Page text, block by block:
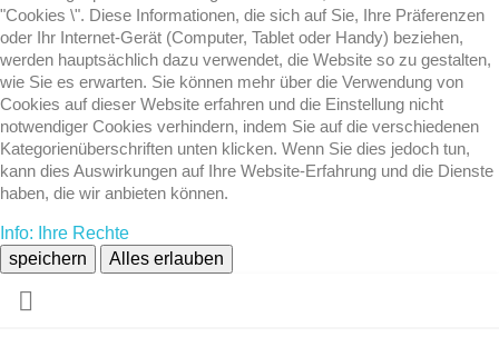
"Cookies \". Diese Informationen, die sich auf Sie, Ihre Präferenzen
oder Ihr Internet-Gerät (Computer, Tablet oder Handy) beziehen,
werden hauptsächlich dazu verwendet, die Website so zu gestalten,
wie Sie es erwarten. Sie können mehr über die Verwendung von
Cookies auf dieser Website erfahren und die Einstellung nicht
notwendiger Cookies verhindern, indem Sie auf die verschiedenen
Kategorienüberschriften unten klicken. Wenn Sie dies jedoch tun,
kann dies Auswirkungen auf Ihre Website-Erfahrung und die Dienste
haben, die wir anbieten können.
Info: Ihre Rechte
speichern
Alles erlauben
